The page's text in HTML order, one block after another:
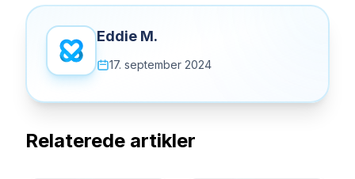
Eddie M.
17. september 2024
Relaterede artikler